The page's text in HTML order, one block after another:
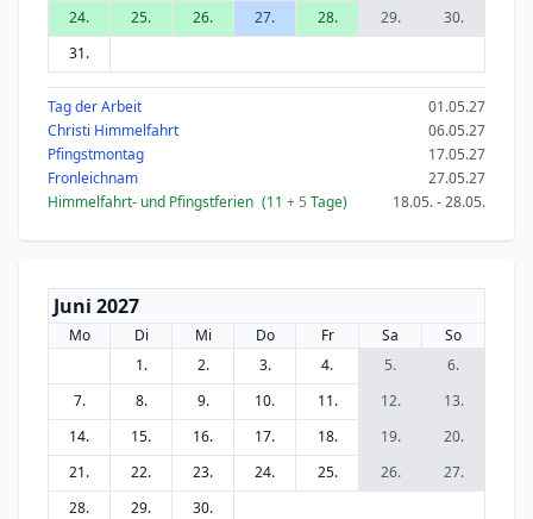
24. 25. 26. 27. 28. 29.
30.
31.
Tag der Arbeit
01.05.27
Christi Himmelfahrt
06.05.27
Pfingstmontag
17.05.27
Fronleichnam
27.05.27
Himmelfahrt- und Pfingstferien (11 + 5 Tage) 18.05. - 28.05.
Juni 2027
Mo Di Mi Do Fr Sa
So
1.
2. 3. 4. 5.
6.
7.
8. 9. 10. 11. 12.
13.
14.
15. 16. 17. 18. 19.
20.
21.
22. 23. 24. 25. 26.
27.
28.
29. 30.